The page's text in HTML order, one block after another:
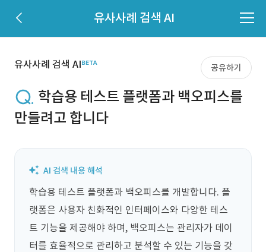
유사사례 검색 AI
유사사례 검색 AI 공유하기
학습용 테스트 플랫폼과 백오피스를
만들려고 합니다
학습용 테스트 플랫폼과 백오피스를 개발합니다. 플
랫폼은 사용자 친화적인 인터페이스와 다양한 테스
트 기능을 제공해야 하며, 백오피스는 관리자가 데이
터를 효율적으로 관리하고 분석할 수 있는 기능을 갖